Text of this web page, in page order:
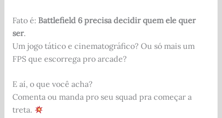
Fato é: Battlefield 6 precisa decidir quem ele quer
ser.
Um jogo tático e cinematográfico? Ou só mais um
FPS que escorrega pro arcade?
E aí, o que você acha?
Comenta ou manda pro seu squad pra começar a
treta.